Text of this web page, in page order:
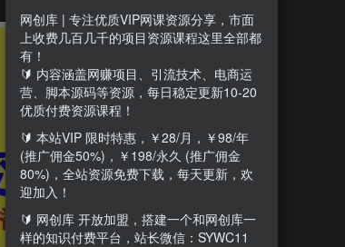
网创库 | 专注优质VIP网课资源分享，市面
上收费几百几千的项目资源课程这里全部都
有！
🔰 内容涵盖网赚项目、引流技术、电商运
营、脚本源码等资源，每日稳定更新10-20
优质付费资源课程！
🔰 本站VIP 限时特惠，￥28/月，￥98/年
(推广佣金50%)，￥198/永久 (推广佣金
80%)，全站资源免费下载，每天更新，欢
迎加入！
🔰 网创库 开放加盟，搭建一个和网创库一
样的知识付费平台，站长微信：SYWC11